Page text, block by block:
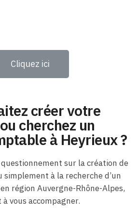
Cliquez ici
créer votre
cherchez un
à Heyrieux ?
questionnement sur la création de
à la recherche d’un
région Auvergne-Rhône-Alpes,
vous accompagner.